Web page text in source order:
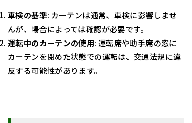
車検の基準: カーテンは通常、車検に影響しませ
んが、場合によっては確認が必要です。
運転中のカーテンの使用: 運転席や助手席の窓に
カーテンを閉めた状態での運転は、交通法規に違
反する可能性があります。